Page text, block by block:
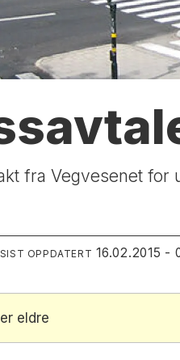
fra Vegvesenet
SIST OPPDATERT 16.02.2015 -
eldre